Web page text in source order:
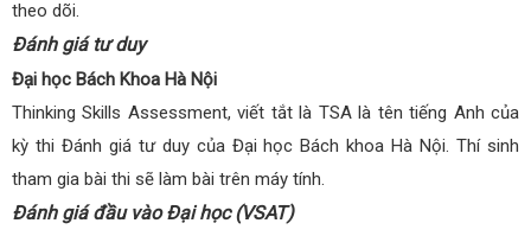
theo dõi.
Đánh giá tư duy
Đại học Bách Khoa Hà Nội
Thinking Skills Assessment, viết tắt là TSA là tên tiếng Anh của
kỳ thi Đánh giá tư duy của Đại học Bách khoa Hà Nội. Thí sinh
tham gia bài thi sẽ làm bài trên máy tính.
Đánh giá đầu vào Đại học (VSAT)